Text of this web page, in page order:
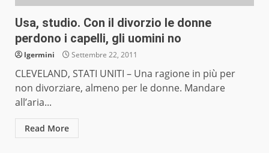
Usa, studio. Con il divorzio le donne
perdono i capelli, gli uomini no
lgermini Settembre 22, 2011
CLEVELAND, STATI UNITI – Una ragione in più per
non divorziare, almeno per le donne. Mandare
all’aria...
Read More